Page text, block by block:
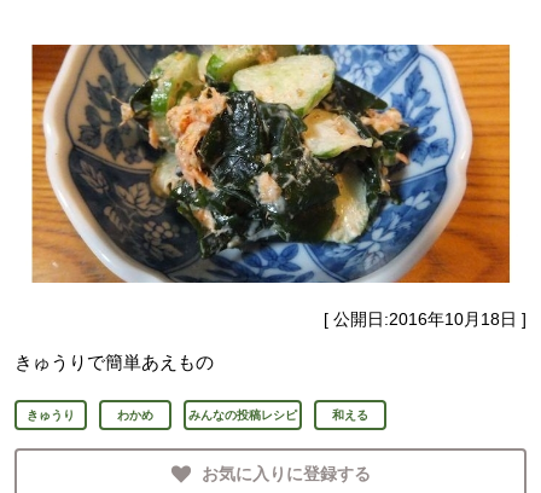
[ 公開日:2016年10月18日 ]
きゅうりで簡単あえもの
きゅうり わかめ みんなの投稿レシピ 和える
お気に入りに登録する